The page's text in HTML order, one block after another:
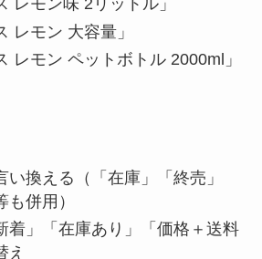
レモン味 2リットル」
レモン 大容量」
レモン ペットボトル 2000ml」
い換える（「在庫」「終売」
も併用）
着」「在庫あり」「価格＋送料
え